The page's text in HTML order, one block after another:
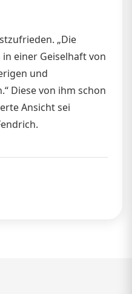
„Die
einer Geiselhaft von
und
Diese von ihm schon
Ansicht sei